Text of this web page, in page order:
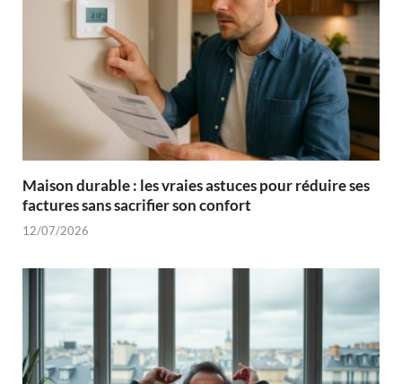
Maison durable : les vraies astuces pour réduire ses
factures sans sacrifier son confort
12/07/2026